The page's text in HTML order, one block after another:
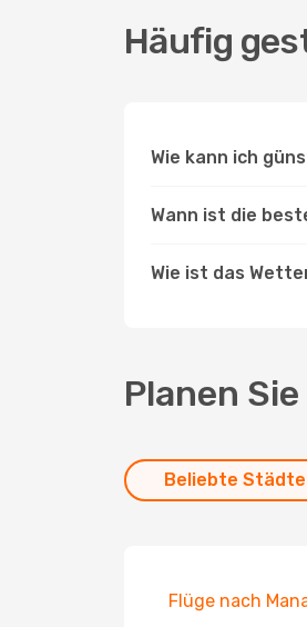
Häufig
Wie kann ich
Wann ist die
Wie ist das
Planen
Beliebte Städte
Flüge nach